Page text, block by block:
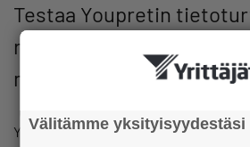
Testaa Youpretin
reaaliaikaista
maksutta 2 kuukauden
Youpret tekoälytulkkaus tulkkaa
Välitämme yksityisyydestäsi